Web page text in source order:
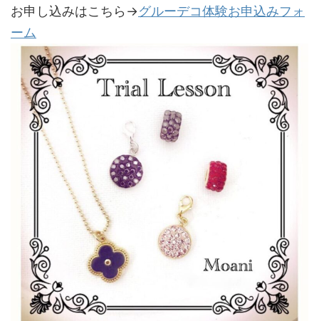
お申し込みはこちら→グルーデコ体験お申込みフォ
ーム